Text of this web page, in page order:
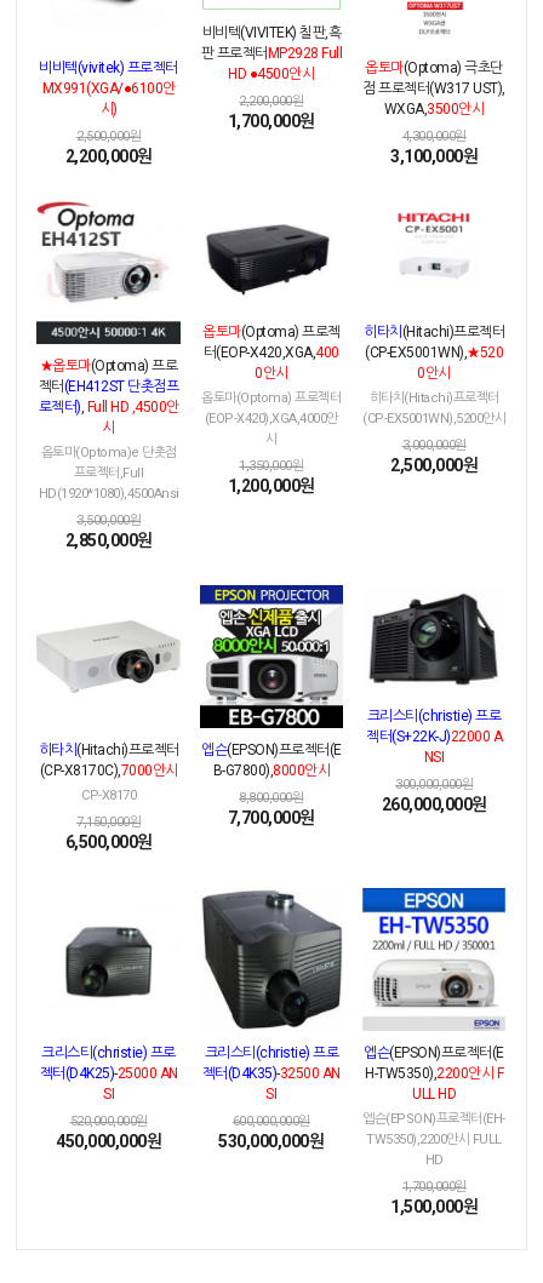
비비텍(vivitek) 프로젝터
MX991(XGA/●6100안
시)
2,500,000원
2,200,000원
비비텍(VIVITEK) 칠판,흑
판 프로젝터 MP2928 Full
HD ●4500안시
2,200,000원
1,700,000원
옵토마(Optoma) 극초단
점 프로젝터(W317 UST),
WXGA, 3500안시
4,300,000원
3,100,000원
★옵토마(Optoma) 프로
젝터(EH412ST 단촛점프
로젝터), Full HD ,4500안
시
옵토마(Optoma)e 단촛점
프로젝터,Full
HD(1920*1080),4500Ansi
3,500,000원
2,850,000원
옵토마(Optoma) 프로젝
터(EOP-X420,XGA,400
0안시
옵토마(Optoma) 프로젝터
(EOP-X420),XGA,4000안
시
1,350,000원
1,200,000원
히타치 (Hitachi)프로젝터
(CP-EX5001WN), ★520
0안시
히타치(Hitachi)프로젝터
(CP-EX5001WN),5200안시
3,000,000원
2,500,000원
히타치(Hitachi)프로젝터
(CP-X8170C),7000안시
CP-X8170
7,150,000원
6,500,000원
엡슨(EPSON)프로젝터(E
B-G7800),8000안시
8,800,000원
7,700,000원
크리스티(christie) 프로
젝터(S+22K-J)22000 A
NSI
300,000,000원
260,000,000원
크리스티(christie) 프로
젝터(D4K25)-25000 AN
SI
520,000,000원
450,000,000원
크리스티(christie) 프로
젝터(D4K35)-32500 AN
SI
600,000,000원
530,000,000원
엡슨(EPSON)프로젝터(E
H-TW5350), 2200안시 F
ULL HD
엡슨(EPSON)프로젝터(EH-
TW5350),2200안시 FULL
HD
1,700,000원
1,500,000원